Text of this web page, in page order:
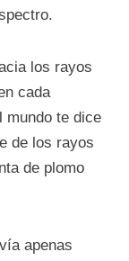
los rayos
cada
mundo te dice
de los rayos
de plomo
apenas